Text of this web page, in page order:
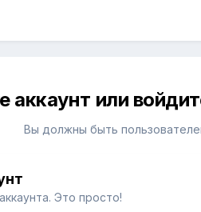
аккаунт или
Вы должны быть
Это просто!